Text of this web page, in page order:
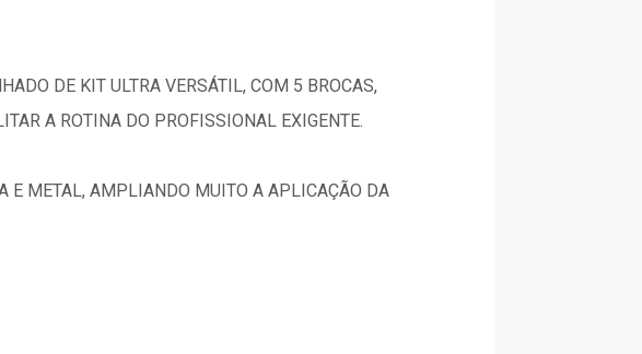
DE KIT ULTRA VERSÁTIL, COM 5 BROCAS,
A ROTINA DO PROFISSIONAL EXIGENTE.
E METAL, AMPLIANDO MUITO A APLICAÇÃO DA